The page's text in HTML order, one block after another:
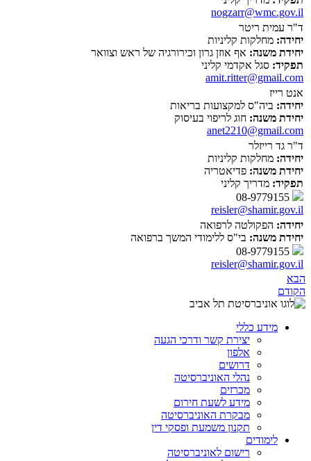
nogzarr@wmc.gov.il
ד"ר עמית ריטר
יחידה: מחלקות קליניות
יחידת משנה: אף אוזן גרון וכירורגיה של ראש וצוואר
תפקיד: סגל אקדמי קליני
amit.ritter@gmail.com
אנט רייז
יחידה: ביה"ס למקצועות בריאות
יחידת משנה: חוג לריפוי בעיסוק
anet2210@gmail.com
ד"ר גד רייזלר
יחידה: מחלקות קליניות
יחידת משנה: פדיאטריה
תפקיד: מדריך קליני
reisler@shamir.gov.il
יחידה: הפקולטה לרפואה
יחידת משנה: בי"ס ללימודי המשך ברפואה
reisler@shamir.gov.il
הבא
הקודם
מידע כללי
יצירת קשר ודרכי הגעה
אלפון
דרושים
נהלי האוניברסיטה
מכרזים
מידע לשעת חירום
מבקרת האוניברסיטה
תקנון משמעת ופסקי דין
לימודים
רישום לאוניברסיטה